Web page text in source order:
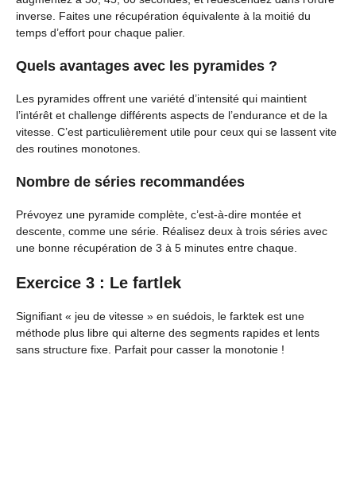
inverse. Faites une récupération équivalente à la moitié du
temps d’effort pour chaque palier.
Quels avantages avec les pyramides ?
Les pyramides offrent une variété d’intensité qui maintient
l’intérêt et challenge différents aspects de l’endurance et de la
vitesse. C’est particulièrement utile pour ceux qui se lassent vite
des routines monotones.
Nombre de séries recommandées
Prévoyez une pyramide complète, c’est-à-dire montée et
descente, comme une série. Réalisez deux à trois séries avec
une bonne récupération de 3 à 5 minutes entre chaque.
Exercice 3 : Le fartlek
Signifiant « jeu de vitesse » en suédois, le farktek est une
méthode plus libre qui alterne des segments rapides et lents
sans structure fixe. Parfait pour casser la monotonie !